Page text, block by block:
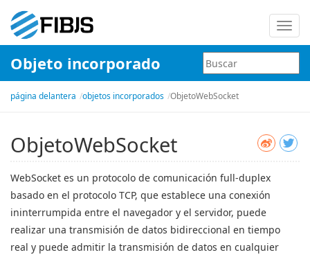
de
Objeto incorporado
página delantera objetos incorporados ObjetoWebSocket
ObjetoWebSocket
WebSocket es un protocolo de comunicación full-duplex
basado en el protocolo TCP, que establece una conexión
ininterrumpida entre el navegador y el servidor, puede
realizar una transmisión de datos bidireccional en tiempo
real y puede admitir la transmisión de datos en cualquier